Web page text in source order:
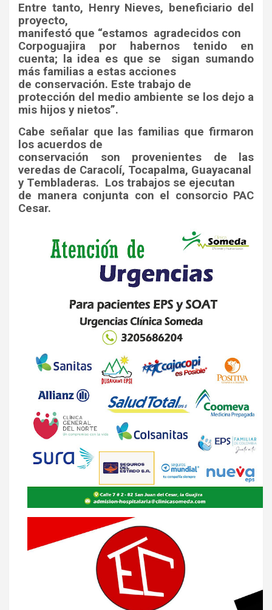
Entre tanto, Henry Nieves, beneficiario del
proyecto,
manifestó que “estamos agradecidos con
Corpoguajira por habernos tenido en
cuenta; la idea es que se
sigan sumando
más familias a estas acciones
de conservación. Este trabajo de
protección del medio ambiente se los dejo a
mis hijos y nietos”.
Cabe señalar que las familias que firmaron
los acuerdos de
conservación son provenientes de las
veredas de Caracolí, Tocapalma, Guayacanal
y Tembladeras. Los trabajos se ejecutan
de manera conjunta con el consorcio PAC
Cesar.